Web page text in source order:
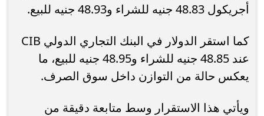
أجريكول 48.83 جنيه للشراء و48.93 جنيه للبيع.
كما استقر الدولار في البنك التجاري الدولي CIB
عند 48.85 جنيه للشراء و48.95 جنيه للبيع، ما
يعكس حالة من التوازن داخل سوق الصرف.
ويأتي هذا الاستقرار وسط متابعة دقيقة من